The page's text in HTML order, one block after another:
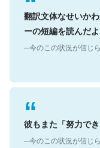
翻訳文体なせいか
ーの短編を読んだ
─今のこの状況が信じ
彼もまた「努力で
─今のこの状況が信じ